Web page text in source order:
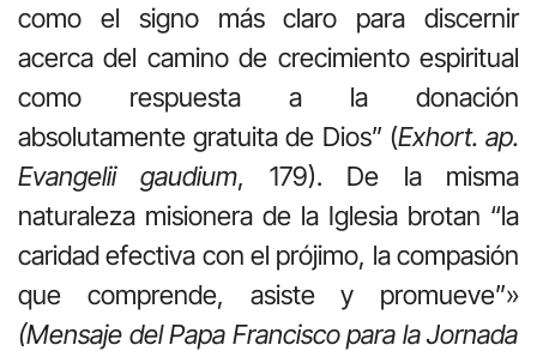
como el signo más claro para discernir
acerca del camino de crecimiento espiritual
como respuesta a la donación
absolutamente gratuita de Dios” (Exhort. ap.
Evangelii gaudium, 179). De la misma
naturaleza misionera de la Iglesia brotan “la
caridad efectiva con el prójimo, la compasión
que comprende, asiste y promueve”»
(Mensaje del Papa Francisco para la Jornada